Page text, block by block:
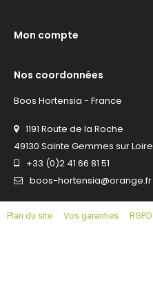
Mon compte
Nos coordonnées
Boos Hortensia - France
1191 Route de la Roche
49130 Sainte Gemmes sur Loire
+33 (0)2 41 66 81 51
boos-hortensia@orange.fr
Plan du site Vos garanties RGPD